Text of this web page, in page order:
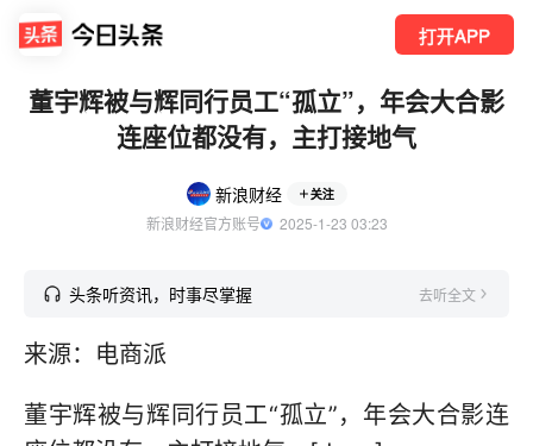
打开APP
董宇辉被与辉同行员工“孤立”，年会大合影
连座位都没有，主打接地气
新浪财经 关注
新浪财经官方账号
  2025-1-23 03:23
头条听资讯，时事尽掌握 去听全文
来源：电商派
董宇辉被与辉同行员工“孤立”，年会大合影连